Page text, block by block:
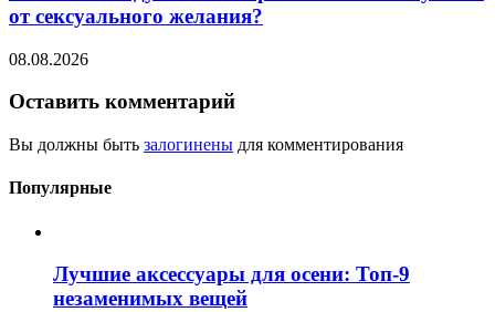
от сексуального желания?
08.08.2026
Оставить комментарий
Вы должны быть залогинены для комментирования
Популярные
Лучшие аксессуары для осени: Топ-9
незаменимых вещей